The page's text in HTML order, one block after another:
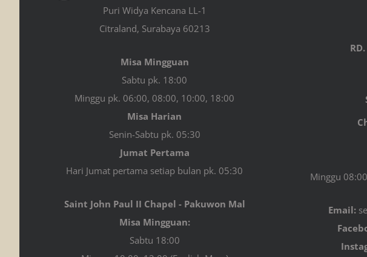
Puri Widya Kencana LL-1
Citraland, Surabaya 60213
Misa Mingguan
Sabtu pk. 18:00
Minggu pk. 06:00, 08:00, 10:00, 18:00
Misa Harian
Senin-Sabtu pk. 05:30
Jumat Pertama
Hari Jumat pertama setiap bulan pk. 05:30
Saint John Paul II Chapel - Pakuwon Mal
Misa Mingguan:
Sabtu 18:00
RD.
Minggu
Email: